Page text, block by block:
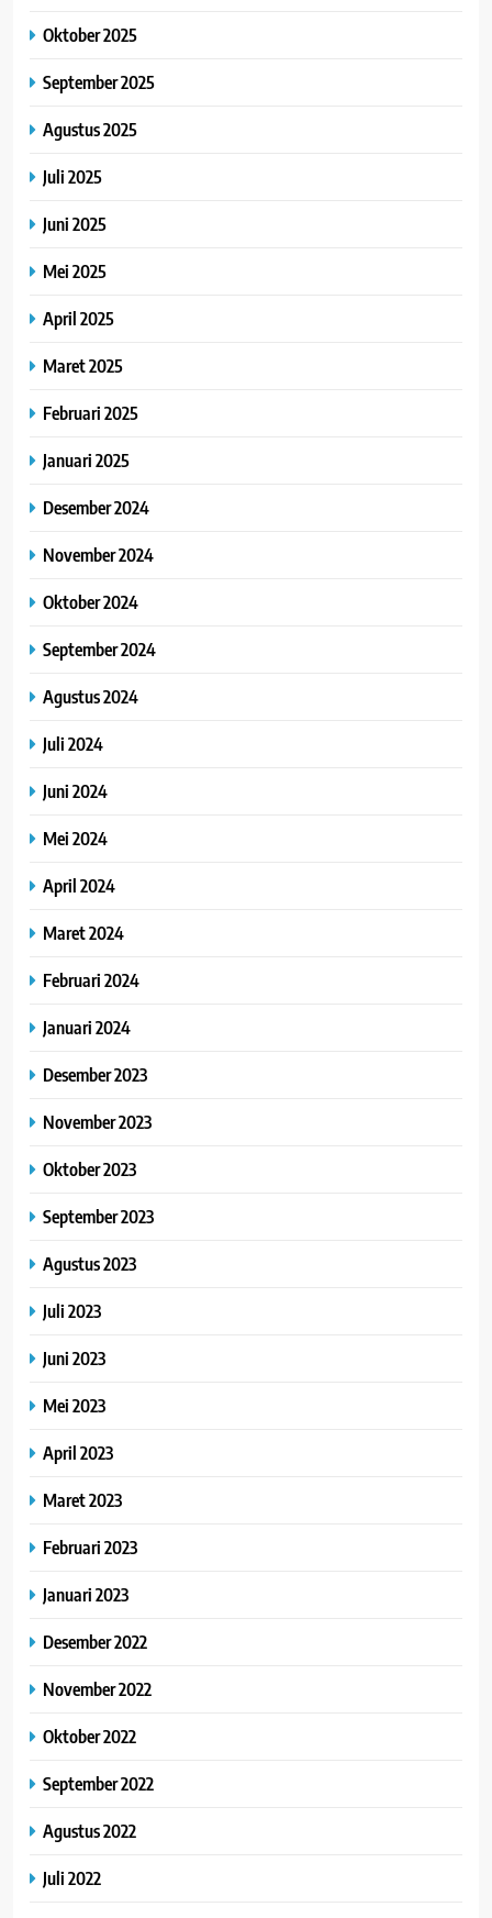
Oktober 2025
September 2025
Agustus 2025
Juli 2025
Juni 2025
Mei 2025
April 2025
Maret 2025
Februari 2025
Januari 2025
Desember 2024
November 2024
Oktober 2024
September 2024
Agustus 2024
Juli 2024
Juni 2024
Mei 2024
April 2024
Maret 2024
Februari 2024
Januari 2024
Desember 2023
November 2023
Oktober 2023
September 2023
Agustus 2023
Juli 2023
Juni 2023
Mei 2023
April 2023
Maret 2023
Februari 2023
Januari 2023
Desember 2022
November 2022
Oktober 2022
September 2022
Agustus 2022
Juli 2022